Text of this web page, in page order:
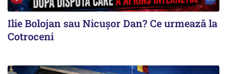
Ilie Bolojan sau Nicușor Dan? Ce urmează la
Cotroceni